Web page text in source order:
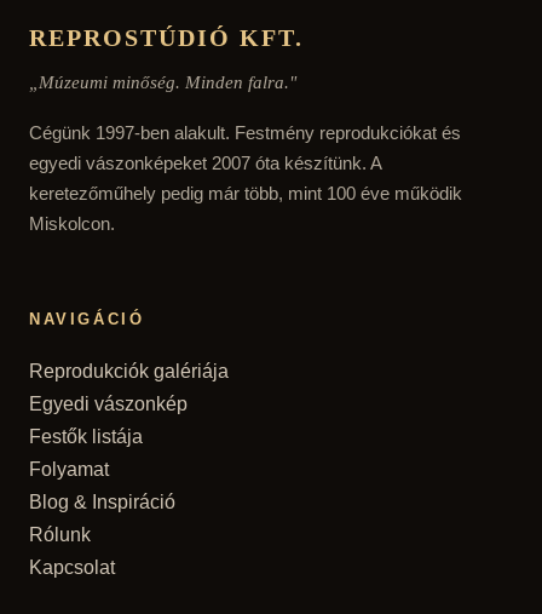
REPROSTÚDIÓ KFT.
„Múzeumi minőség. Minden falra."
Cégünk 1997-ben alakult. Festmény reprodukciókat és
egyedi vászonképeket 2007 óta készítünk. A
keretezőműhely pedig már több, mint 100 éve működik
Miskolcon.
NAVIGÁCIÓ
Reprodukciók galériája
Egyedi vászonkép
Festők listája
Folyamat
Blog & Inspiráció
Rólunk
Kapcsolat